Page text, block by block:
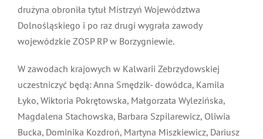
drużyna obroniła tytuł Mistrzyń Województwa
Dolnośląskiego i po raz drugi wygrała zawody
wojewódzkie ZOSP RP w Borzygniewie.
W zawodach krajowych w Kalwarii Zebrzydowskiej
uczestniczyć będą:Anna Smędzik- dowódca, Kamila
Łyko, Wiktoria Pokrętowska, Małgorzata Wylezińska,
Magdalena Stachowska, Barbara Szpilarewicz, Oliwia
Bucka, Dominika Kozdroń, Martyna Miszkiewicz, Dariusz